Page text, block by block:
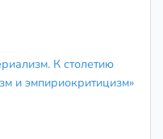
К столетию
и эмпириокритицизм»